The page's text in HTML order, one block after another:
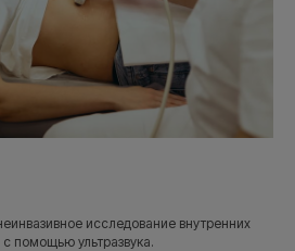
исследование внутренних
помощью ультразвука.